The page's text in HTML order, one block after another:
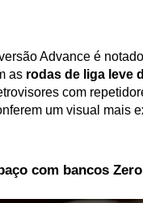
Advance é
as rodas de liga leve
com
um visual mais
com bancos